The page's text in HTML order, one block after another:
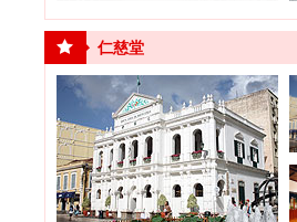
仁慈堂